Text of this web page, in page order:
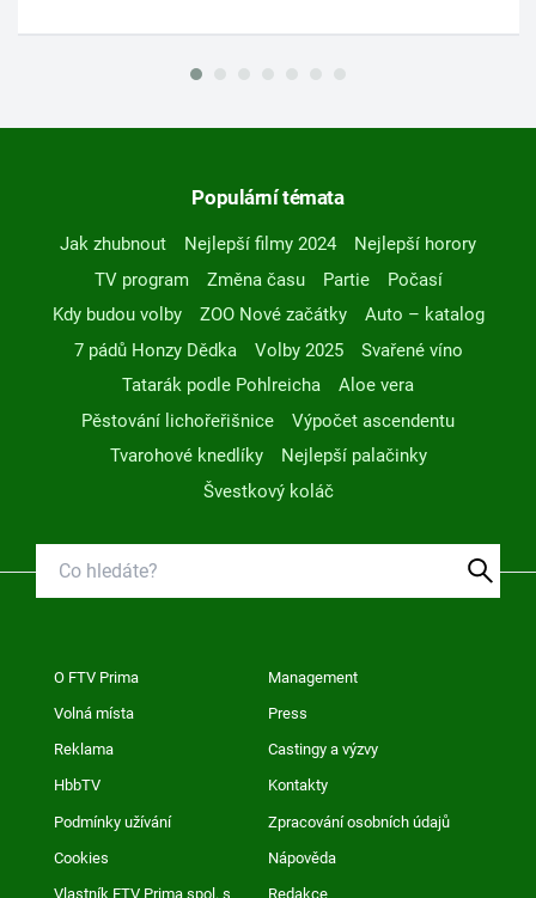
Populární témata
Jak zhubnout Nejlepší filmy 2024
Nejlepší horory
TV program
Změna času Partie
Počasí
Kdy budou volby
ZOO Nové začátky
Auto – katalog
7 pádů Honzy Dědka
Volby 2025
Svařené víno
Tatarák podle Pohlreicha
Aloe vera
Pěstování lichořeřišnice
Výpočet ascendentu
Tvarohové knedlíky
Nejlepší palačinky
Švestkový koláč
O FTV Prima Management
Volná místa Press
Reklama Castingy a výzvy
HbbTV Kontakty
Podmínky užívání Zpracování osobních údajů
Cookies Nápověda
Vlastník FTV Prima spol. s Redakce